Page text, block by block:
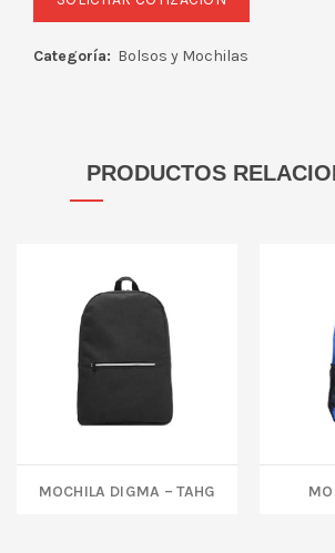
Categoría: Bolsos y Mochilas
PRODUCTOS
MOCHILA DIGMA – TAHG